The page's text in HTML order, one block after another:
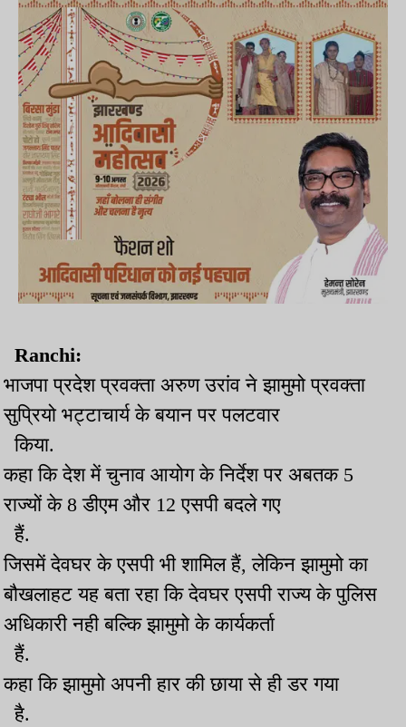
Ranchi:
भाजपा प्रदेश प्रवक्ता अरुण उरांव ने झामुमो प्रवक्ता
सुप्रियो भट्टाचार्य के बयान पर पलटवार
किया.
कहा कि देश में चुनाव आयोग के निर्देश पर अबतक 5
राज्यों के 8 डीएम और 12 एसपी बदले गए
हैं.
जिसमें देवघर के एसपी भी शामिल हैं, लेकिन झामुमो का
बौखलाहट यह बता रहा कि देवघर एसपी राज्य के पुलिस
अधिकारी नही बल्कि झामुमो के कार्यकर्ता
हैं.
कहा कि झामुमो अपनी हार की छाया से ही डर गया
है.